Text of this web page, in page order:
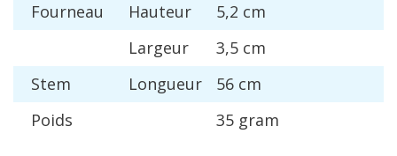
Fourneau
Hauteur 5,2 cm
Largeur
3,5 cm
Stem
Longueur 56 cm
Poids
35 gram